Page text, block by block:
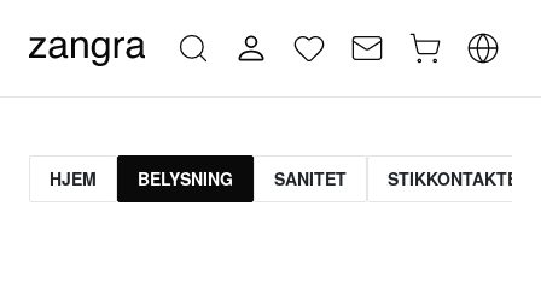
HJEM BELYSNING SANITET STIKKONTAKTER